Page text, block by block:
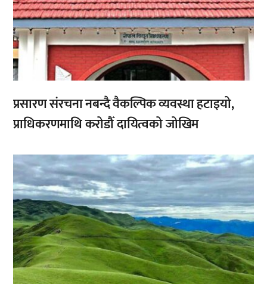
प्रसारण संरचना नबन्दै वैकल्पिक व्यवस्था हटाइयो,
प्राधिकरणमाथि करोडौँ दायित्वको जोखिम
,